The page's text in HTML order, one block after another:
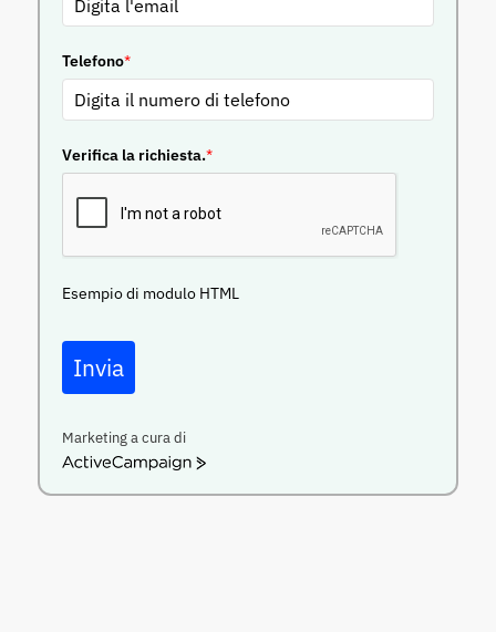
Telefono*
Verifica la richiesta.*
Esempio di modulo HTML
Invia
Marketing a cura di
ActiveCampaign